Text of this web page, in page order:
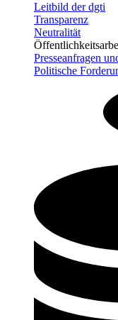
Leitbild der dgti
Transparenz
Neutralität
Presseanfragen
Politische